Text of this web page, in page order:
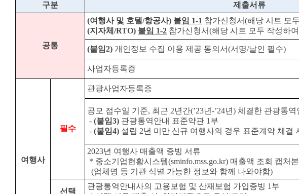
구분 제출서류
공통
(여행사 및 호텔/항공사) 붙임 1-1 참가신청서(해당 시트 모
(지자체/RTO) 붙임 1-2 참가신청서(해당 시트 모두 작성하
(붙임2) 개인정보 수집 이용 제공 동의서(서명/날인 필수)
사업자등록증
여행사
필수
관광사업자등록증
공모 접수일 기준, 최근 2년간(’23년-’24년) 체결한 관광통
- (붙임3) 관광통역안내 표준약관 1부
- (붙임4) 설립 2년 미만 신규 여행사의 경우 표준계약 체결
2023년 여행사 매출액 증빙 서류
* 중소기업현황시스템(sminfo.mss.go.kr) 매출액 조회 캡처
(업체명 등 기관 식별 가능한 정보와 함께 나와야함)
선택
관광통역안내사의 고용보험 및 산재보험 가입증빙 1부